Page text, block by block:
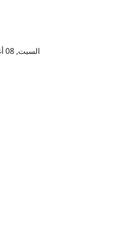
السبت, 08 أغسطس 2026 – 25 صفر 1448 هـ